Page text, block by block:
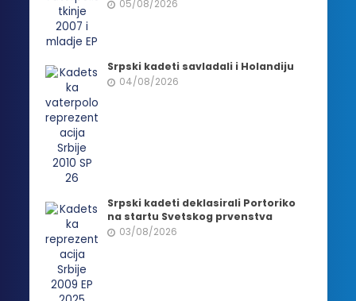
05/08/2026
Srpski kadeti savladali i Holandiju
04/08/2026
Srpski kadeti deklasirali Portoriko
na startu Svetskog prvenstva
03/08/2026